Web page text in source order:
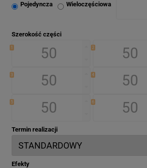
Pojedyncza Wieloczęściowa
Szerokość części
1 2
3 4
5 6
Termin realizacji
Efekty